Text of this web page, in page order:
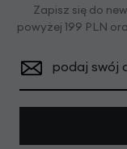
Zapisz się do
powyżej 199 PLN
podaj swój